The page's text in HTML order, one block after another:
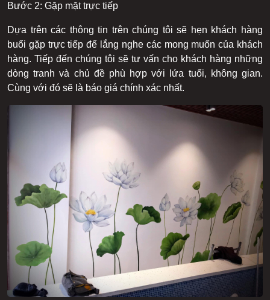
Bước 2: Gặp mặt trực tiếp
Dựa trên các thông tin trên chúng tôi sẽ hẹn khách hàng
buổi gặp trực tiếp để lắng nghe các mong muốn của khách
hàng. Tiếp đến chúng tôi sẽ tư vấn cho khách hàng những
dòng tranh và chủ đề phù hợp với lứa tuổi, không gian.
Cùng với đó sẽ là báo giá chính xác nhất.